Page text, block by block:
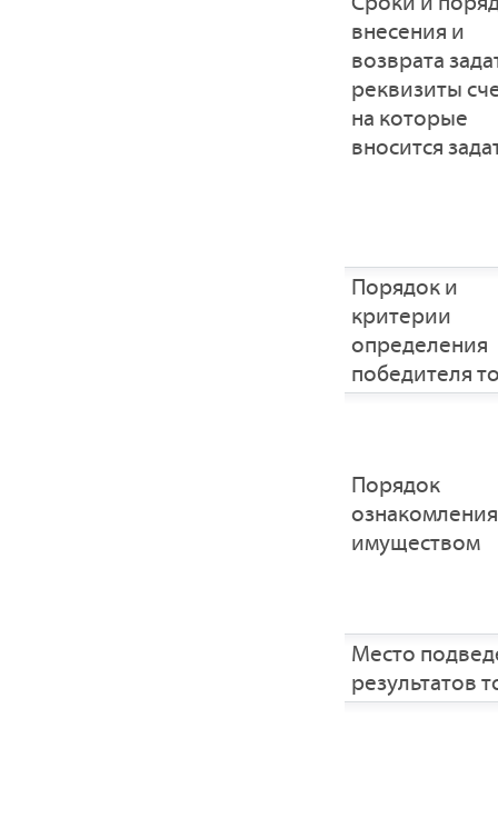
внесения и
возврата
реквизиты
на которые
вносится
Порядок и
критерии
определения
победителя
Порядок
имуществом
Место
результатов